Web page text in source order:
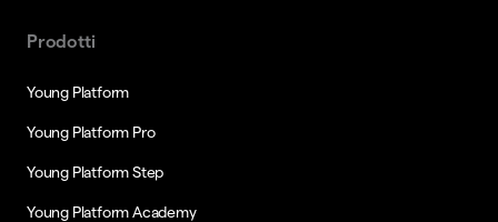
Prodotti
Young Platform
Young Platform Pro
Young Platform Step
Young Platform Academy